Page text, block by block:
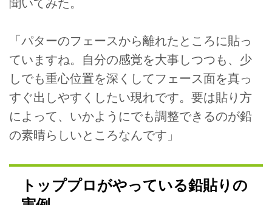
聞いてみた。
「パターのフェースから離れたところに貼っ
ていますね。自分の感覚を大事しつつも、少
しでも重心位置を深くしてフェース面を真っ
すぐ出しやすくしたい現れです。要は貼り方
によって、いかようにでも調整できるのが鉛
の素晴らしいところなんです」
トッププロがやっている鉛貼りの